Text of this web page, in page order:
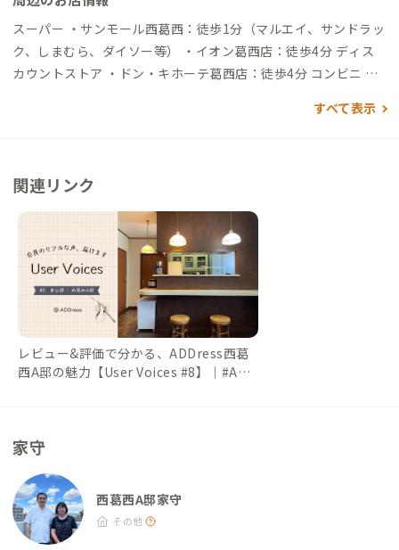
到着 ▼東京ディズニーランド（舞浜駅）から →（電車3分）→
葛西臨海公園駅→（バス16分）→西葛西駅→（徒歩10分）→到
着 →（バス23分）→葛西駅→（徒歩20分）→到着 車でアクセス
スーパー ・サンモール西葛西：徒歩1分（マルエイ、サンドラッ
ク、しまむら、ダイソー等） ・イオン葛西店：徒歩4分 ディス
カウントストア ・ドン・キホーテ葛西店：徒歩4分 コンビニ ・
ンド料理） ・インドレストラン＆バー ムナル：徒歩7分（日本
人にも食べやすいインドカレー） ・スパイスマジック カルカッ
タ本店：徒歩9分（「江戸川インド人会」会長チャンドラニさん
が営む北インド料理店）
すべて表示
関連リンク
レビュー&評価で分かる、ADDress西葛
西A邸の魅力【User Voices #8】｜#ADD
家守
西葛西A邸家守
その他